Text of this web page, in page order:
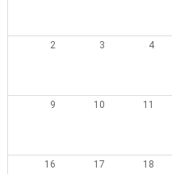
2 3 4
9 10 11
16 17 18